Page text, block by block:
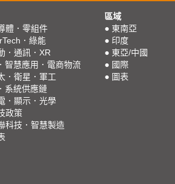
體．零組件
．綠能
．通訊．XR
智慧應用．電商物流
．衛星．軍工
系統供應鏈
．顯示．光學
政策
科技．智慧製造
區域
● 東南亞
● 印度
● 東亞/中國
● 國際
● 圖表